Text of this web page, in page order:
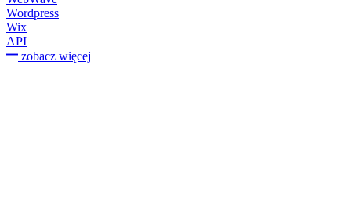
Wordpress
Wix
API
zobacz więcej